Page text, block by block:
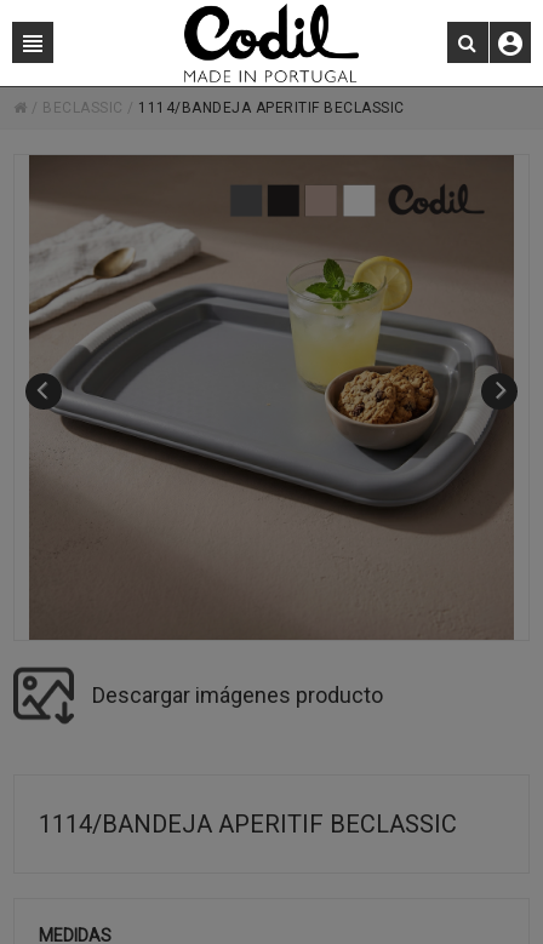
/ BECLASSIC / 1114/BANDEJA APERITIF BECLASSIC
Descargar imágenes producto
1114/BANDEJA APERITIF BECLASSIC
MEDIDAS